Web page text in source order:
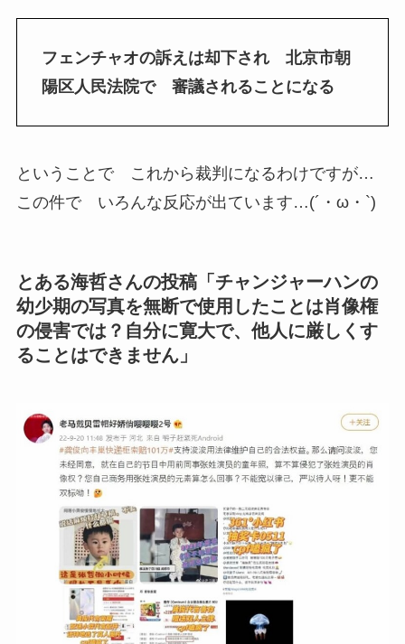
フェンチャオの訴えは却下され 北京市朝
陽区人民法院で 審議されることになる
ということで これから裁判になるわけですが…
この件で いろんな反応が出ています…(´・ω・`)
とある海哲さんの投稿「チャンジャーハンの
幼少期の写真を無断で使用したことは肖像権
の侵害では？自分に寛大で、他人に厳しくす
ることはできません」